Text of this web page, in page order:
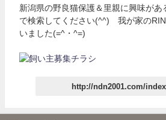
新潟県の野良猫保護＆里親に興味があ
で検索してください(^^) 我が家の
いました(=^・^=)
http://ndn2001.com/